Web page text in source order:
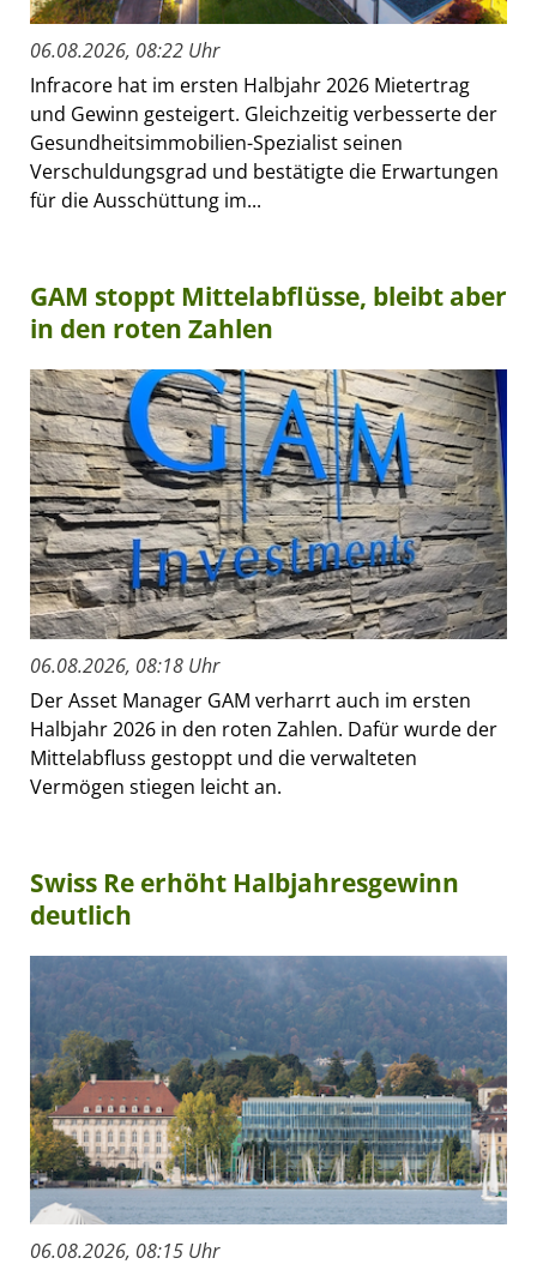
06.08.2026, 08:22 Uhr
Infracore hat im ersten Halbjahr 2026 Mietertrag
und Gewinn gesteigert. Gleichzeitig verbesserte der
Gesundheitsimmobilien-Spezialist seinen
Verschuldungsgrad und bestätigte die Erwartungen
für die Ausschüttung im...
GAM stoppt Mittelabflüsse, bleibt aber
in den roten Zahlen
06.08.2026, 08:18 Uhr
Der Asset Manager GAM verharrt auch im ersten
Halbjahr 2026 in den roten Zahlen. Dafür wurde der
Mittelabfluss gestoppt und die verwalteten
Vermögen stiegen leicht an.
Swiss Re erhöht Halbjahresgewinn
deutlich
06.08.2026, 08:15 Uhr